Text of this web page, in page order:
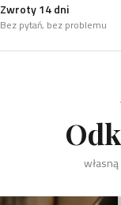
Zwroty 14 dni
Bez pytań, bez problemu